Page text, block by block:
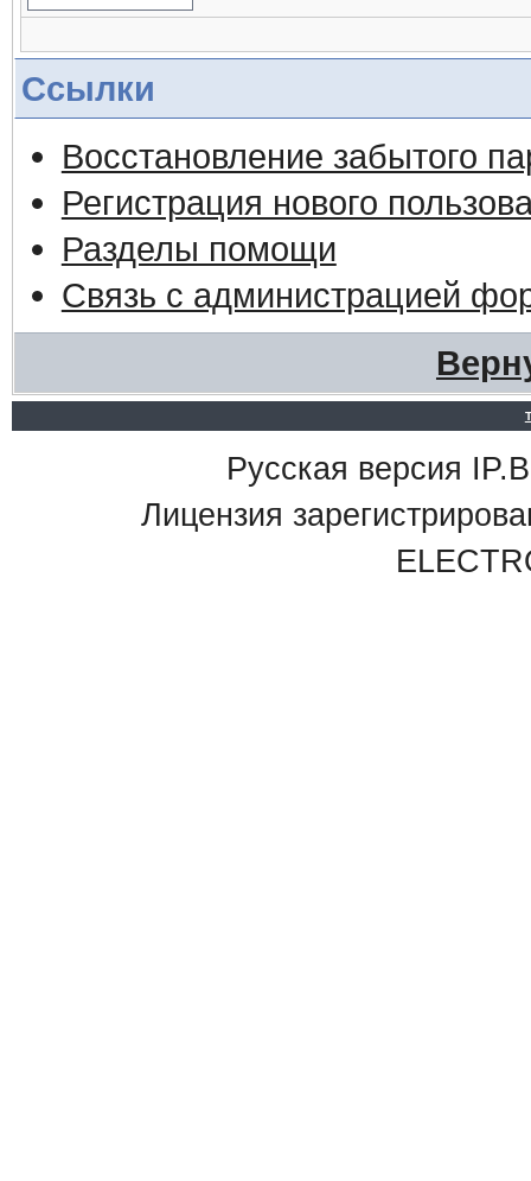
Ссылки
Восстановление забытого
Регистрация нового
Разделы помощи
Связь с администрацией
Русская версия
Лицензия